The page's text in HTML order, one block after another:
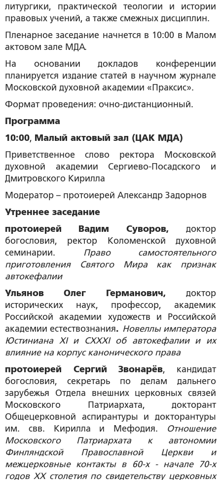
литургики, практической теологии и истории
правовых учений, а также смежных дисциплин.
Пленарное заседание начнется в 10:00 в Малом
актовом зале МДА.
На основании докладов конференции
планируется издание статей в научном журнале
Московской духовной академии «Праксис».
Формат проведения: очно-дистанционный.
Программа
10:00, Малый актовый зал (ЦАК МДА)
Приветственное слово ректора Московской
духовной академии Сергиево-Посадского и
Дмитровского Кирилла
Модератор – протоиерей Александр Задорнов
Утреннее заседание
протоиерей Вадим Суворов, доктор
богословия, ректор Коломенской духовной
семинарии.
Право самостоятельного
приготовления Святого Мира как признак
автокефалии
Ульянов Олег Германович, доктор
исторических наук, профессор, академик
Российской академии художеств и Российской
академии естествознания. Новеллы императора
Юстиниана XI и CXXXI об автокефалии и их
влияние на корпус канонического права
протоиерей Сергий Звонарёв, кандидат
богословия, секретарь по делам дальнего
зарубежья Отдела внешних церковных связей
Московского Патриархата, докторант
Общецерковной аспирантуры и докторантуры
им. свв. Кирилла и Мефодия. Отношение
Московского Патриархата к автономии
Финляндской Православной Церкви и
межцерковные контакты в 60-х - начале 70-х
годов XX столетия по свидетельству церковных